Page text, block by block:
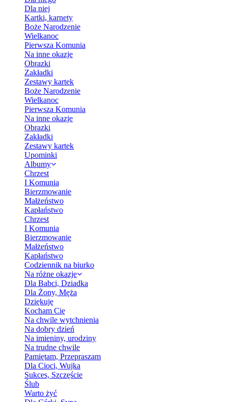
Dla niej
Kartki, karnety
Boże Narodzenie
Wielkanoc
Pierwsza Komunia
Na inne okazje
Obrazki
Zakładki
Zestawy kartek
Boże Narodzenie
Wielkanoc
Pierwsza Komunia
Na inne okazje
Obrazki
Zakładki
Zestawy kartek
Upominki
Albumy
Chrzest
I Komunia
Bierzmowanie
Małżeństwo
Kapłaństwo
Chrzest
I Komunia
Bierzmowanie
Małżeństwo
Kapłaństwo
Codziennik na biurko
Na różne okazje
Dla Babci, Dziadka
Dla Żony, Męża
Dziękuję
Kocham Cię
Na chwile wytchnienia
Na dobry dzień
Na imieniny, urodziny
Na trudne chwile
Pamiętam, Przepraszam
Dla Cioci, Wujka
Sukces, Szczęście
Ślub
Warto żyć